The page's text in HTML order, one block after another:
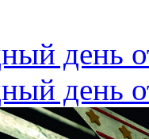
день
день